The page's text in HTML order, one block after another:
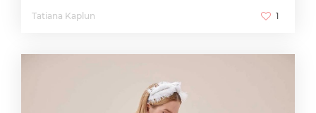
Tatiana Kaplun 1